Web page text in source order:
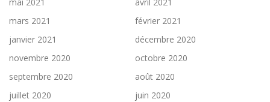
mars 2021
février 2021
janvier 2021
décembre 2020
novembre 2020
octobre 2020
septembre 2020
août 2020
juillet 2020
juin 2020